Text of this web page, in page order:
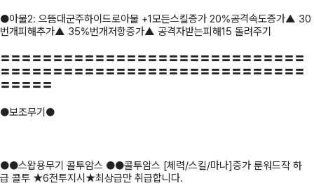
●아물2: 으뜸대군주하이드로아물 +1모든스킬증가 20%공격속도증가▲ 30
번개피해추가▲ 35%번개저항증가▲ 공격자받는피해15 돌려주기
〓〓〓〓〓〓〓〓〓〓〓〓〓〓〓〓〓〓〓〓〓〓〓〓〓〓〓〓〓
〓〓〓〓〓〓〓〓〓〓〓〓〓〓〓〓〓〓〓〓〓〓〓〓〓〓〓〓〓
〓〓〓〓〓
●보조무기●
●●스왑용무기 콜투암스 ●●콜투암스 [체력/스킬/마나]증가 룬워드작 하
급 콜투 ★6전투지시★최상급만 취급합니다.